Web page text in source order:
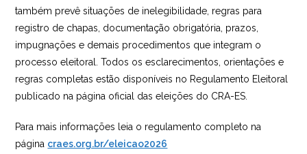
também prevê situações de inelegibilidade, regras para
registro de chapas, documentação obrigatória, prazos,
impugnações e demais procedimentos que integram o
processo eleitoral. Todos os esclarecimentos, orientações e
regras completas estão disponíveis no Regulamento Eleitoral
publicado na página oficial das eleições do CRA-ES.
Para mais informações leia o regulamento completo na
página craes.org.br/eleicao2026